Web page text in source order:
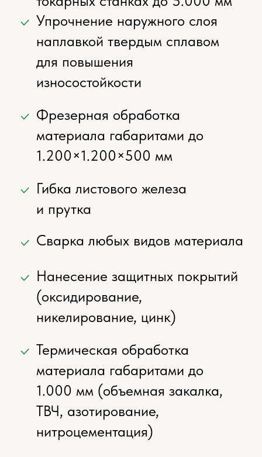
с производства
ОСТАВЬТЕ ЗАЯВКУ
НА РАЗРАБОТКУ
Менеджер ответит вам в течение часа
Оставить заявку
Контакты
Выполненные работы
О предприятии
Главная страница